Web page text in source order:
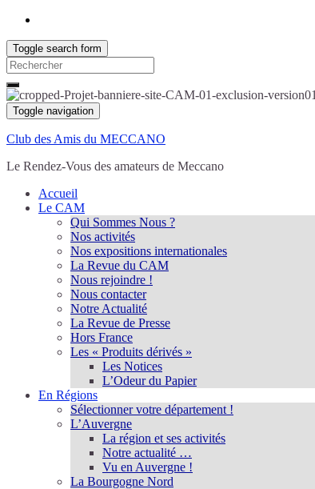
Toggle search form
Search
for:
Toggle navigation
Club des Amis du MECCANO
Le Rendez-Vous des amateurs de Meccano
Accueil
Le CAM
Qui Sommes Nous ?
Nos activités
Nos expositions internationales
La Revue du CAM
Nous rejoindre !
Nous contacter
Notre Actualité
La Revue de Presse
Hors France
Les « Produits dérivés »
Les Notices
L’Odeur du Papier
En Régions
Sélectionner votre département !
L’Auvergne
La région et ses activités
Notre actualité …
Vu en Auvergne !
La Bourgogne Nord